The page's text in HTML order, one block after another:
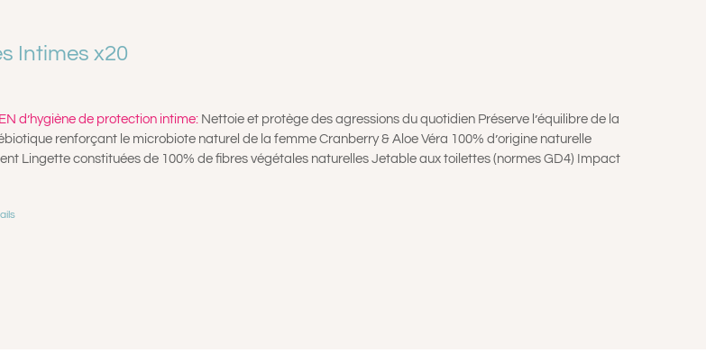
Intimes x20
d’hygiène de protection intime:Nettoie et protège des agressions du quotidien Préserve l’équilibre de la
renforçant le microbiote naturel de la femme Cranberry & Aloe Véra 100% d’origine naturelle
Lingette constituées de 100% de fibres végétales naturelles Jetable aux toilettes (normes GD4) Impact